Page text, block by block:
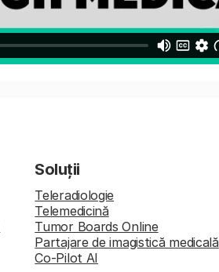
Soluții
Teleradiologie
Telemedicină
Tumor Boards Online
Partajare de imagistică medicală
Co-Pilot AI